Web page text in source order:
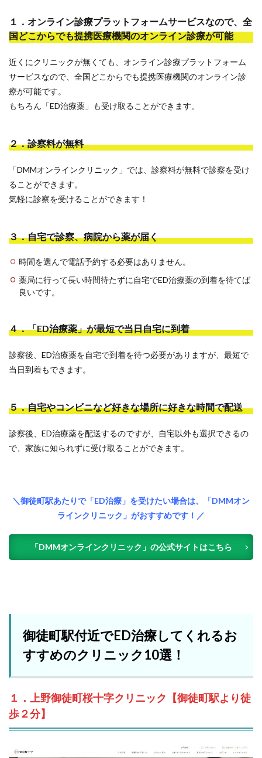
１．オンライン診療プラットフォームサービスなので、全
国どこからでも提携医療機関のオンライン診療が可能
近くにクリニックが無くても、オンライン診療プラットフォーム
サービスなので、全国どこからでも提携医療機関のオンライン診
療が可能です。
もちろん「ED治療薬」も受け取ることができます。
２．診察料が無料
「DMMオンラインクリニック」では、診察料が無料で診察を受け
ることができます。
気軽に診察を受けることができます！
３．自宅で診察、病院から薬が届く
時間を選んで電話予約する必要はありません。
薬局に行って長い時間待たずに自宅でED治療薬の到着を待てば
良いです。
４．「ED治療薬」が最短で当日自宅に到着
診察後、ED治療薬を自宅で到着を待つ必要がありますが、最短で
当日到着もできます。
５．自宅やコンビニなど好きな場所に好きな時間で配送
診察後、ED治療薬を配送するのですが、自宅以外も選択できるの
で、家族に知られずに受け取ることができます。
＼御徒町駅あたりで「ED治療」を受けたい場合は、「DMMオン
ラインクリニック」がおすすめです！／
「DMMオンラインクリニック」の公式サイトはこちら
御徒町駅付近でED治療してくれるお
すすめのクリニック10選！
１．上野御徒町桜十字クリニック【御徒町駅より徒
歩２分】